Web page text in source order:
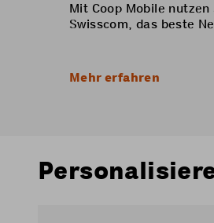
Mit Coop Mobile
Swisscom, das beste
Mehr erfahren